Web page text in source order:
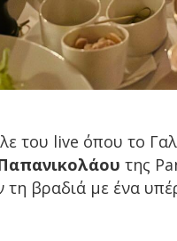
του live όπου το
της
βραδιά με ένα